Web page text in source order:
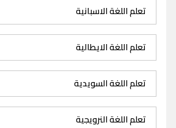
تعلم اللغة الاسبانية
تعلم اللغة الايطالية
تعلم اللغة السويدية
تعلم اللغة النرويجية